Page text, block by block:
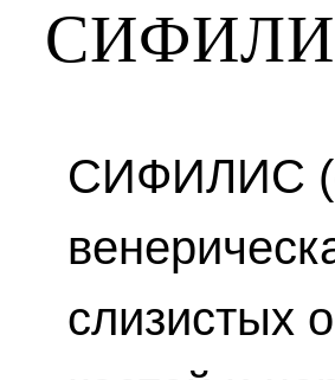
СИФИЛИС
слизистых